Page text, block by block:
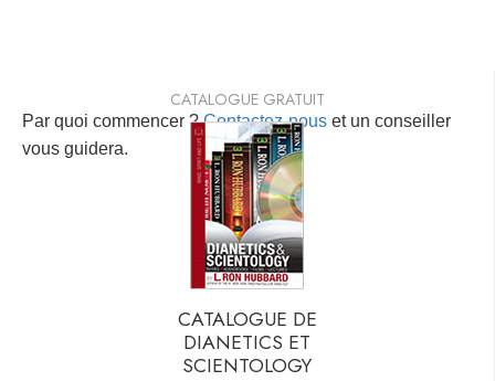
Par quoi commencer ?Contactez-nous et un conseiller
vous guidera.
CATALOGUE GRATUIT
CATALOGUE DE
DIANETICS ET
SCIENTOLOGY